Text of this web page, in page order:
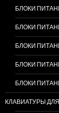
БЛОКИ
БЛОКИ
БЛОКИ
БЛОКИ
БЛОКИ
КЛАВИАТУРЫ